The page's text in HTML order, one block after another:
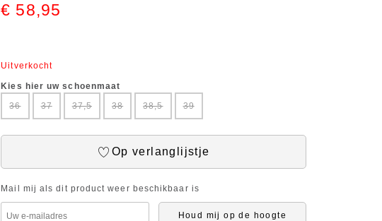
€ 58,95
Uitverkocht
Kies hier uw schoenmaat
36
37 37,5 38 38,5 39
Op verlanglijstje
Mail mij als dit product weer beschikbaar is
Houd mij op de hoogte